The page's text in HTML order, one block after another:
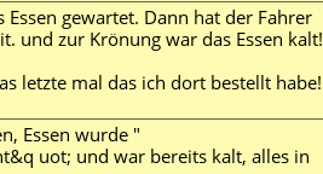
Essen gewartet. Dann hat der Fahrer
und zur Krönung war das Essen kalt!
letzte mal das ich dort bestellt habe!
Essen wurde "
uot; und war bereits kalt, alles in